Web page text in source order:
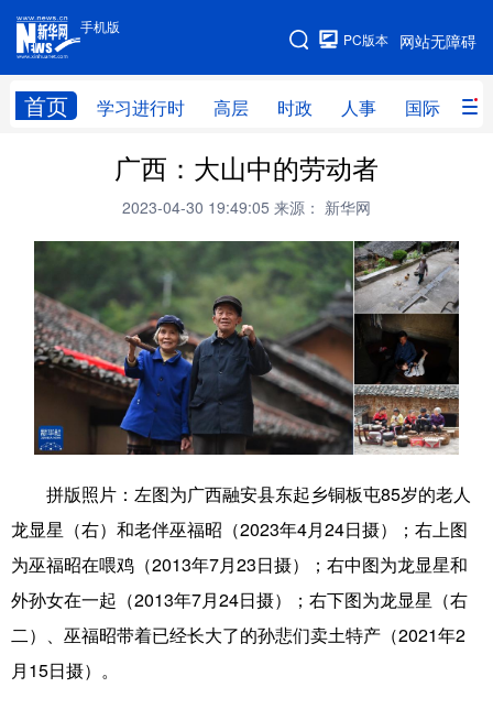
手机版
网站无障碍
PC版本
首页 学习进行时 高层 时政 人事 国际 财
手机版
网站地图
高层 时政
财经 网评
台湾 全球连线 教育
科技 科创 量子 体育
文化 书画 健康 军事
访谈 视频 图片 政务
法律 中央文件 金融 汽车
食品 人居 信息化 数字经济
学术中国 乡村振兴 银龄 溯源中国
能源
彩票 娱乐 时尚 悦读
公益
广西：大山中的劳动者
2023-04-30 19:49:05 来源： 新华网
拼版照片：左图为广西融安县东起乡铜板屯85岁的老人
龙显星（右）和老伴巫福昭（2023年4月24日摄）；右上图
为巫福昭在喂鸡（2013年7月23日摄）；右中图为龙显星和
外孙女在一起（2013年7月24日摄）；右下图为龙显星（右
二）、巫福昭带着已经长大了的孙悲们卖土特产（2021年2
月15日摄）。